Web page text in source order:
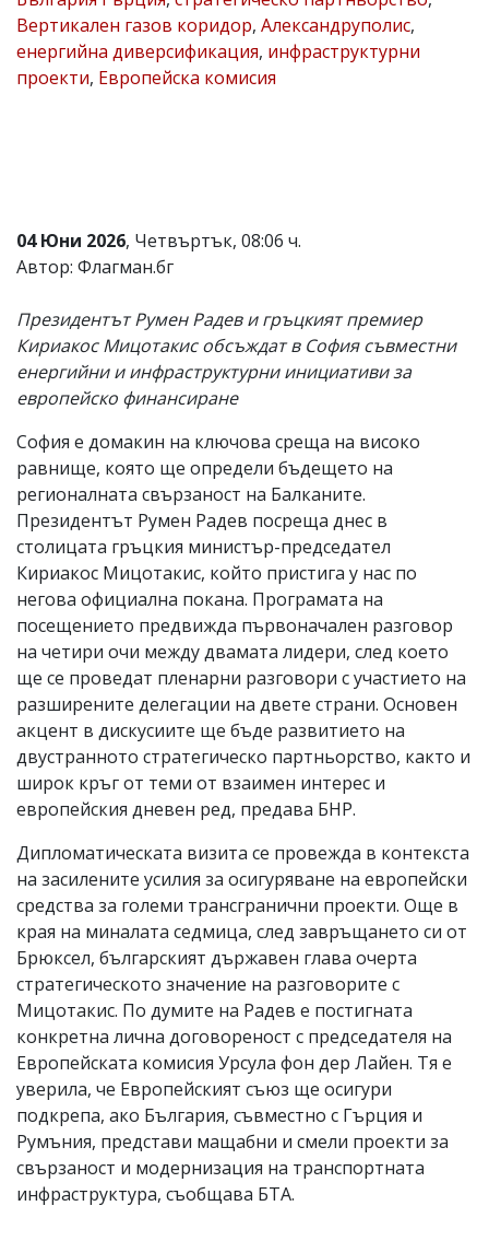
Коментарите
статиите
се
отговорност
за
тях!
откриете
обиден
за
вас
коментар,
сигнализирайте
Вертикален газов коридор, Александруполис,
енергийна диверсификация, инфраструктурни
проекти, Европейска комисия
04 Юни 2026, Четвъртък, 08:06 ч.
Автор: Флагман.бг
Президентът Румен Радев и гръцкият премиер
Кириакос Мицотакис обсъждат в София съвместни
енергийни и инфраструктурни инициативи за
европейско финансиране
София е домакин на ключова среща на високо
равнище, която ще определи бъдещето на
регионалната свързаност на Балканите.
Президентът Румен Радев посреща днес в
столицата гръцкия министър-председател
Кириакос Мицотакис, който пристига у нас по
негова официална покана. Програмата на
посещението предвижда първоначален разговор
на четири очи между двамата лидери, след което
ще се проведат пленарни разговори с участието на
разширените делегации на двете страни. Основен
акцент в дискусиите ще бъде развитието на
двустранното стратегическо партньорство, както и
широк кръг от теми от взаимен интерес и
европейския дневен ред, предава БНР.
Дипломатическата визита се провежда в контекста
на засилените усилия за осигуряване на европейски
средства за големи трансгранични проекти. Още в
края на миналата седмица, след завръщането си от
Брюксел, българският държавен глава очерта
стратегическото значение на разговорите с
Мицотакис. По думите на Радев е постигната
конкретна лична договореност с председателя на
Европейската комисия Урсула фон дер Лайен. Тя е
уверила, че Европейският съюз ще осигури
подкрепа, ако България, съвместно с Гърция и
Румъния, представи мащабни и смели проекти за
свързаност и модернизация на транспортната
инфраструктура, съобщава БТА.